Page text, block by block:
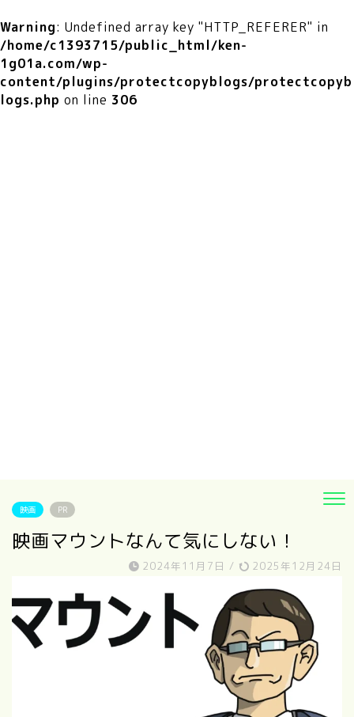
Warning: Undefined array key "HTTP_REFERER" in
/home/c1393715/public_html/ken-
1g01a.com/wp-
content/plugins/protectcopyblogs/protectcopyb
logs.php on line 306
映画 PR
映画マウントなんて気にしない！
2024年11月7日 / 2025年12月24日